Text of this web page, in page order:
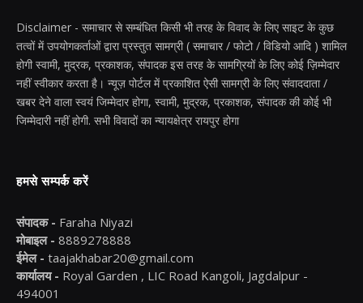
Disclaimer - समाचार से सम्बंधित किसी भी तरह के विवाद के लिए साइट के कुछ
तत्वों में उपयोगकर्ताओं द्वारा प्रस्तुत सामग्री ( समाचार / फोटो / विडियो आदि ) शामिल
होगी स्वामी, मुद्रक, प्रकाशक, संपादक इस तरह के सामग्रियों के लिए कोई ज़िम्मेदार
नहीं स्वीकार करता है। न्यूज़ पोर्टल में प्रकाशित ऐसी सामग्री के लिए संवाददाता /
खबर देने वाला स्वयं जिम्मेदार होगा, स्वामी, मुद्रक, प्रकाशक, संपादक की कोई भी
जिम्मेदारी नहीं होगी. सभी विवादों का न्यायक्षेत्र रायपुर होगा
हमसे सम्पर्क करें
संपादक - Faraha Niyazi
मोबाइल - 8889278888
ईमेल - taajakhabar20@gmail.com
कार्यालय - Royal Garden , LIC Road Kangoli, Jagdalpur -
494001